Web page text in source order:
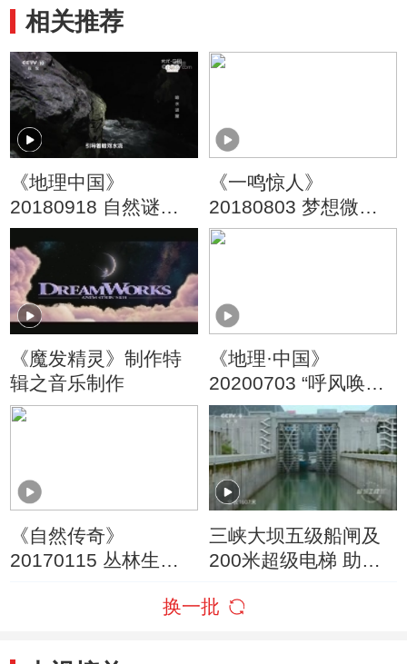
相关推荐
《地理中国》
20180918 自然谜题·
暗水谜窟
《一鸣惊人》
20180803 梦想微剧
场 第三季（12）
《魔发精灵》制作特
辑之音乐制作
《地理·中国》
20200703 “呼风唤
雨”的古刹
《自然传奇》
20170115 丛林生存
三峡大坝五级船闸及
200米超级电梯 助力
换一批